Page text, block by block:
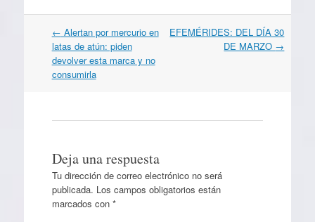
Navegación
por
artículos
← Alertan por mercurio en
latas de atún: piden
devolver esta marca y no
consumirla
EFEMÉRIDES: DEL DÍA 30
DE MARZO →
Deja una respuesta
Tu dirección de correo electrónico no será
publicada. Los campos obligatorios están
marcados con *